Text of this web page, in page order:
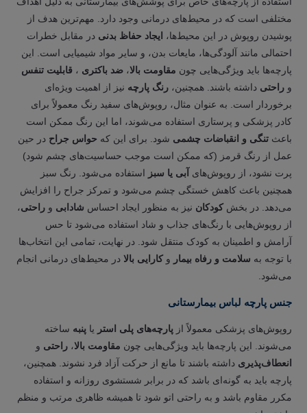
مختلفی است که در محیط‌های درمانی وجود دارد. مهم‌ترین هدف از
پوشیدن روپوش در این محیط‌ها، ایجاد حفاظ بدنی در مقابل خطرات
احتمالی مانند آلودگی‌ها، مایعات بدن، و سایر مواد شیمیایی است. این
پارچه‌ها باید ویژگی‌هایی چون مقاومت بالا، ضد باکتری ، قابلیت تنفس
و راحتی داشته باشند. همچنین، رنگ پارچه نیز از اهمیت ویژه‌ای
برخوردار است. به عنوان مثال، روپوش‌های سفید رنگ معمولاً برای
کادر پزشکی و پرستاری استفاده می‌شوند، اما این رنگ ممکن است
باعث تنگی و انقباضات چشمی شود. برای این که حواس جراح در حین
عمل از رنگ قرمز (که ممکن است موجب حساسیت‌های چشم شود)
پرت نشود، از روپوش‌های آبی یا سبز
استفاده می‌شود. رنگ سبز
همچنین باعث کاهش خستگی چشم می‌شود و تمرکز جراح را افزایش
می‌دهد. در بخشکودکان نیز به منظور ایجاد احساس شادابی و راحتی،
از روپوش‌هایی با رنگ‌های جذاب و شاد استفاده می‌شود تا حس
آرامش و اطمینان به کودک منتقل شود. در نهایت، تمامی این انتخاب‌ها
با توجه به سلامت و رفاه بیمار وکارایی بالا در محیط‌های درمانی انجام
می‌شود.
جنس پارچه لباس بیمارستانی
روپوش‌های پزشکی معمولاً از پارچه‌های پلی استر یا پنبه ساخته
می‌شوند. این پارچه‌ها باید ویژگی‌هایی چون مقاومت بالا، راحتی و
انعطاف‌پذیری داشته باشند تا مانع از حرکت آزاد فرد نشوند. همچنین،
پارچه باید به گونه‌ای باشد که در برابر شستشوی روزانه و استفاده
مکرر مقاوم باشد و به راحتی اتو شود تا همیشه ظاهری مرتب و منظم